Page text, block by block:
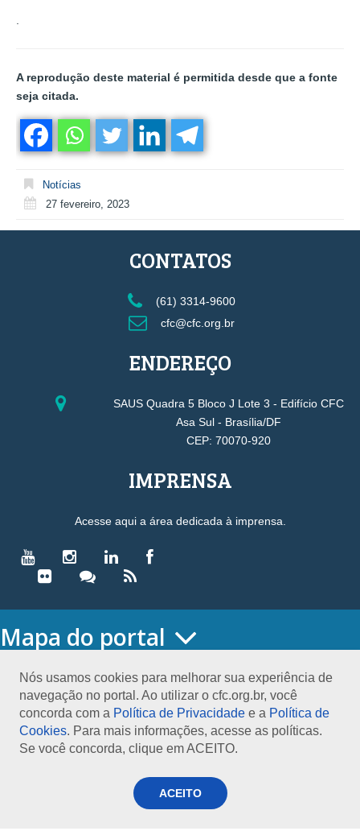
.
A reprodução deste material é permitida desde que a fonte
seja citada.
Notícias
27 fevereiro, 2023
Nós usamos cookies para melhorar sua experiência de
navegação no portal. Ao utilizar o cfc.org.br, você
concorda com a Política de Privacidade e a Política de
Cookies. Para mais informações, acesse as políticas.
Se você concorda, clique em ACEITO.
ACEITO
CONTATOS
(61) 3314-9600
cfc@cfc.org.br
ENDEREÇO
SAUS Quadra 5 Bloco J Lote 3 - Edifício CFC
Asa Sul - Brasília/DF
CEP: 70070-920
IMPRENSA
Acesse aqui a área dedicada à imprensa.
Mapa do portal
O CONSELHO
Conselho Diretor
Nossa Sede
Planejamento
Organograma
Presidentes do CFC – Gestões anteriores